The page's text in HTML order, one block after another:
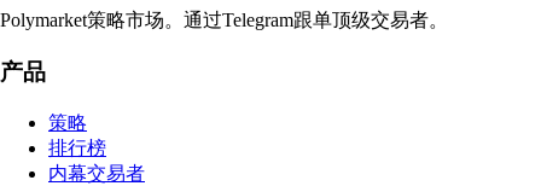
Polymarket策略市场。通过Telegram跟单顶级交易者。
产品
策略
排行榜
内幕交易者